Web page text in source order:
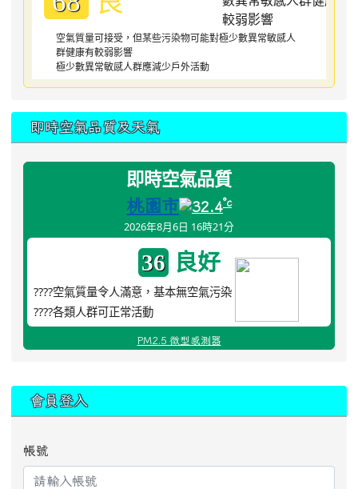
空氣質量可接受，但某些污染物可能對極少數異常敏感人
群健康有較弱影響
極少數異常敏感人群應減少戶外活動
即時空氣品質及天氣
即時空氣品質
桃園市 32.4°c
2026年8月6日 16時21分
36 良好
????空氣質量令人滿意，基本無空氣污染
????各類人群可正常活動
PM2.5 微型感測器
會員登入
帳號